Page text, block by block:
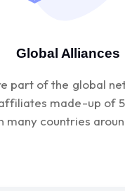
Global Alliances
part of the global
made-up of
many countries